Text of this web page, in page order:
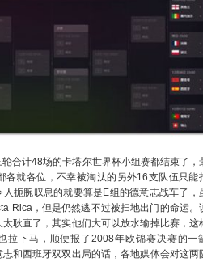
计48场的卡塔尔世界杯小组赛都结束了，
各就各位，不幸被淘汰的另外16支队伍只能
人扼腕叹息的就要算是E组的德意志战车了，
Rica，但是仍然逃不过被扫地出门的命运。
太耿直了，其实他们大可以放水输掉比赛，这
拉下马，顺便报了2008年欧锦赛决赛的一
和西班牙双双出局的话，各地媒体会对这两